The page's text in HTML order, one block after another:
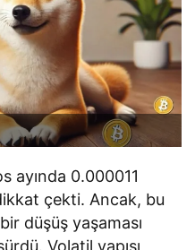
ayında 0.000011
çekti. Ancak, bu
düşüş yaşaması
Volatil yapısı